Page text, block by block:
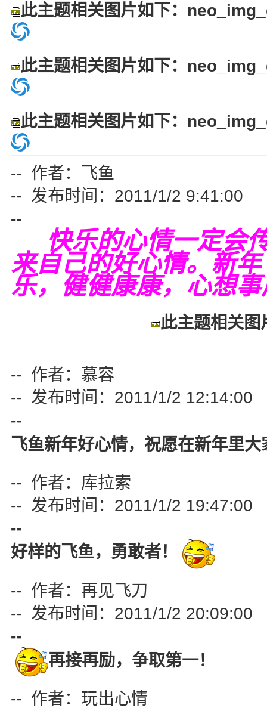
此主题相关图片如下：
此主题相关图片如下：
此主题相关图片如下：
-- 作者：飞鱼
-- 发布时间：2011/1/2 9:41:00
--
快乐的心情一定会
来自己的好心情。新
乐，健健康康，心想
此主题相关
-- 作者：慕容
-- 发布时间：2011/1/2 12:14:00
--
飞鱼新年好心情，祝愿在新年里
-- 作者：库拉索
-- 发布时间：2011/1/2 19:47:00
--
好样的 飞鱼， 勇敢者！
-- 作者：再见飞刀
-- 发布时间：2011/1/2 20:09:00
--
再接再励，争取第一！
-- 作者：玩出心情